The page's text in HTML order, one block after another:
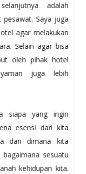
adalah
Saya juga
agar melakukan
Selain agar bisa
oleh pihak hotel
juga lebih
siapa yang ingin
esensi dari kita
dan dimana kita
sesuatu
kehidupan kita.